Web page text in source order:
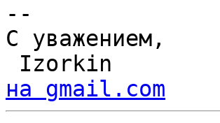
--
С уважением,
Izorkin
на gmail.com